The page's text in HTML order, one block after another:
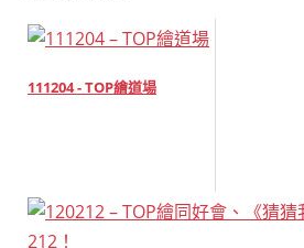
111204 - TOP繪道場